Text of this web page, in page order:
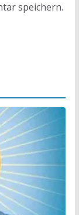
speichern.